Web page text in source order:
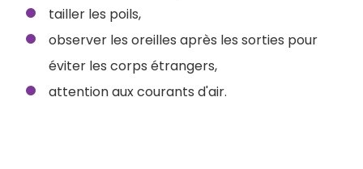
tailler les poils,
observer les oreilles après les sorties pour
éviter les corps étrangers,
attention aux courants d'air.